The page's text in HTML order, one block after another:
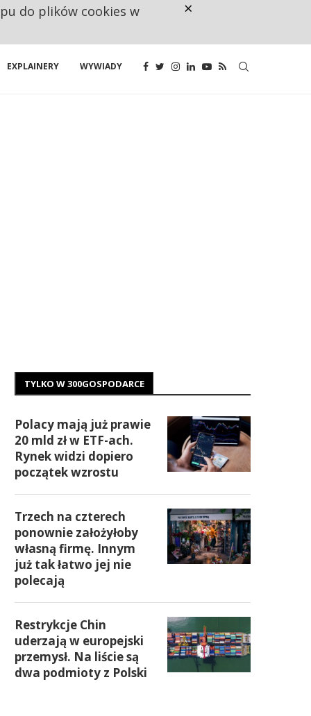
EXPLAINERY WYWIADY
TYLKO W 300GOSPODARCE
Polacy mają już prawie
20 mld zł w ETF-ach.
Rynek widzi dopiero
początek wzrostu
Trzech na czterech
ponownie założyłoby
własną firmę. Innym
już tak łatwo jej nie
polecają
Restrykcje Chin
uderzają w europejski
przemysł. Na liście są
dwa podmioty z Polski
do plików cookies w ×